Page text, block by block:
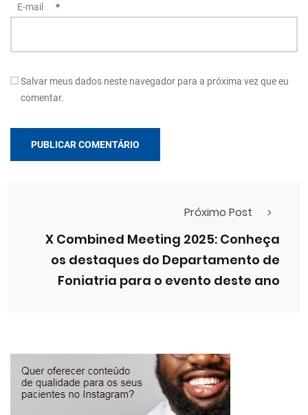
E-mail *
Salvar meus dados neste navegador para a próxima vez que eu
comentar.
Próximo Post
X Combined Meeting 2025: Conheça
os destaques do Departamento de
Foniatria para o evento deste ano